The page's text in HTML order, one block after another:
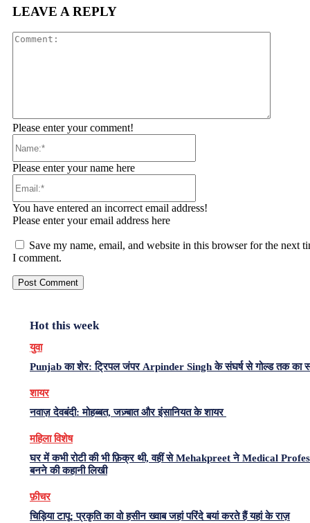
LEAVE A REPLY
Please enter your comment!
Please enter your name here
You have entered an incorrect email address!
Please enter your email address here
Save my name, email, and website in this browser for the next
I comment.
Hot this week
युवा
Punjab का शेर: ट्रिपल जंपर Arpinder Singh के संघर्ष से गोल्ड तक का
शायर
नवाज़ देवबंदी: मोहब्बत, जज़्बात और इंसानियत के शायर
महिला विशेष
घर में कभी रोटी की भी फ़िक्र थी, वहीं से Mehakpreet ने Medical
बनने की कहानी लिखी
फ़ीचर
चिड़िया टापू: प्रकृति का वो हसीन ख्वाब जहां परिंदे बयां करते हैं यहां के राज़